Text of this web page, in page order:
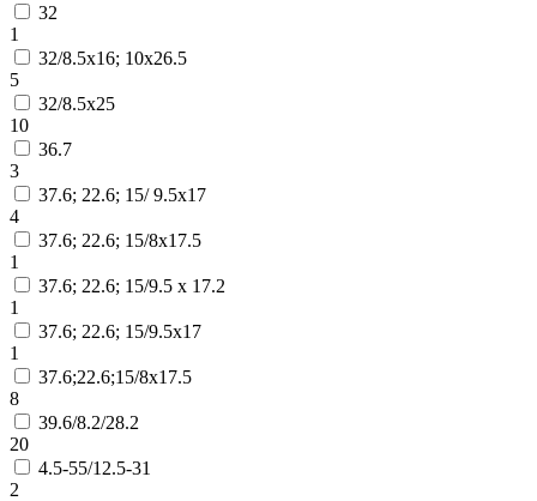
32
1
32/8.5х16; 10х26.5
5
32/8.5х25
10
36.7
3
37.6; 22.6; 15/ 9.5х17
4
37.6; 22.6; 15/8х17.5
1
37.6; 22.6; 15/9.5 х 17.2
1
37.6; 22.6; 15/9.5х17
1
37.6;22.6;15/8х17.5
8
39.6/8.2/28.2
20
4.5-55/12.5-31
2